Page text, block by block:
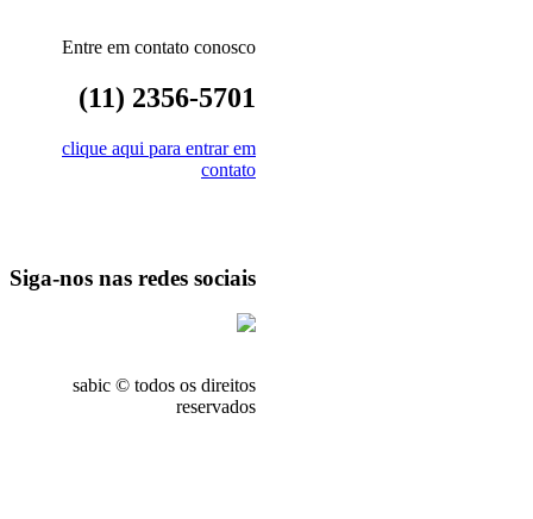
Entre em contato conosco
(11) 2356-5701
clique aqui para entrar em
contato
Siga-nos nas redes sociais
sabic © todos os direitos
reservados